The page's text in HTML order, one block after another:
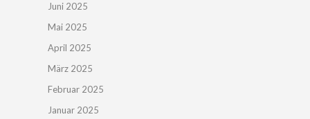
Juni 2025
Mai 2025
April 2025
März 2025
Februar 2025
Januar 2025